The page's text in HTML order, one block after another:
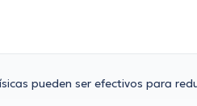
pueden ser efectivos para